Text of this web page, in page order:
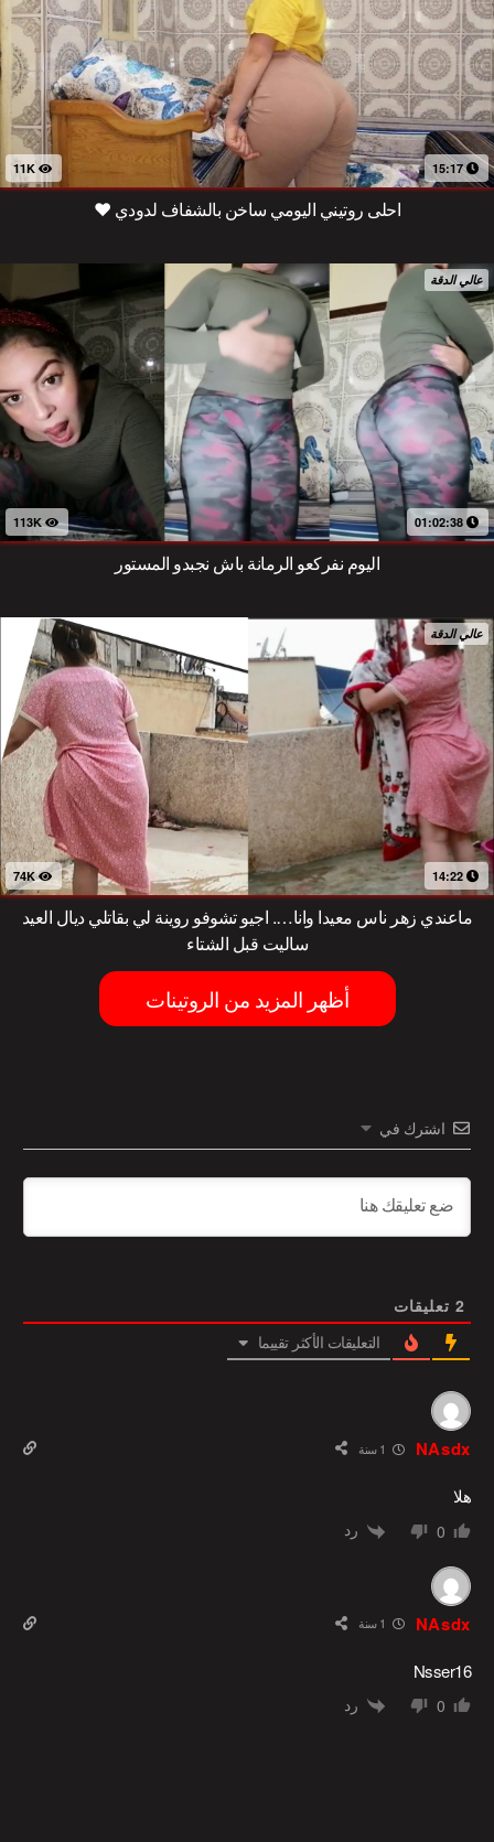
15:17
احلى روتيني اليومي ساخن بالشفاف لدودي ❤️
عالي الدقة
113K 01:02:38
اليوم نفركعو الرمانة باش نجبدو المستور
عالي الدقة
74K 14:22
ماعندي زهر ناس معيدا وانا…. اجيو تشوفو روينة لي بقاتلي ديال العيد
ساليت قبل الشتاء
أظهر المزيد من الروتينات
اشترك في
2تعليقات
التعليقات الأكثر تقييما
NAsdx
هلا
0 رد
NAsdx
Nsser16
0 رد